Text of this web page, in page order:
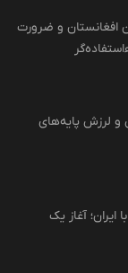
افغانستان و ضرورت
و لرزش پایه‌های
آغاز یک